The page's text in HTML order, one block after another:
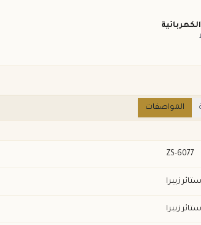
المواصفات
ZS-6077
ستائر زيبرا
ستائر زيبرا